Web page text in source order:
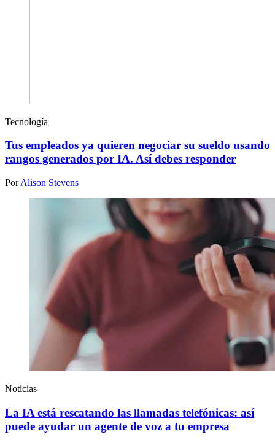
Tecnología
Tus empleados ya quieren negociar su sueldo usando
rangos generados por IA. Así debes responder
PorAlison Stevens
Noticias
La IA está rescatando las llamadas telefónicas: así
puede ayudar un agente de voz a tu empresa